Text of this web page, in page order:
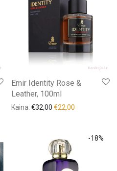
Emir Identity Rose &
Leather, 100ml
Kaina: €32,00€22,00
-18%